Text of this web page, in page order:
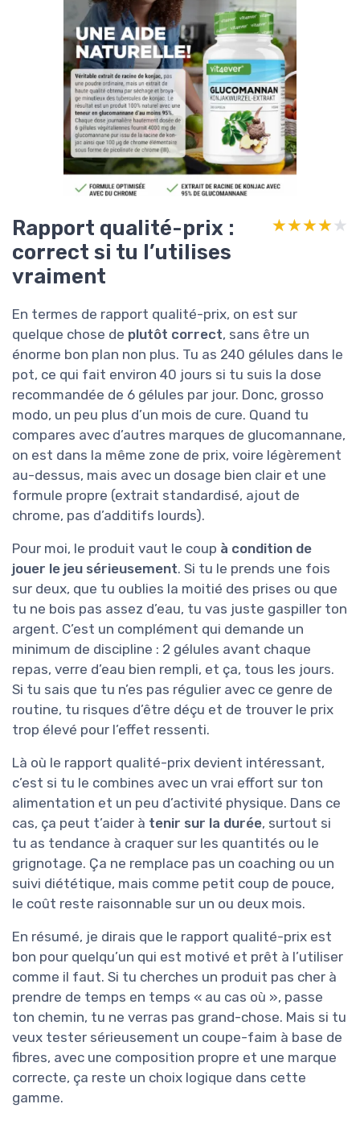
Rapport qualité-prix :
correct si tu l’utilises
vraiment
★★★★★
★★★★★
En termes de rapport qualité-prix, on est sur
quelque chose de plutôt correct, sans être un
énorme bon plan non plus. Tu as 240 gélules dans le
pot, ce qui fait environ 40 jours si tu suis la dose
recommandée de 6 gélules par jour. Donc, grosso
modo, un peu plus d’un mois de cure. Quand tu
compares avec d’autres marques de glucomannane,
on est dans la même zone de prix, voire légèrement
au-dessus, mais avec un dosage bien clair et une
formule propre (extrait standardisé, ajout de
chrome, pas d’additifs lourds).
Pour moi, le produit vaut le coup à condition de
jouer le jeu sérieusement. Si tu le prends une fois
sur deux, que tu oublies la moitié des prises ou que
tu ne bois pas assez d’eau, tu vas juste gaspiller ton
argent. C’est un complément qui demande un
minimum de discipline : 2 gélules avant chaque
repas, verre d’eau bien rempli, et ça, tous les jours.
Si tu sais que tu n’es pas régulier avec ce genre de
routine, tu risques d’être déçu et de trouver le prix
trop élevé pour l’effet ressenti.
Là où le rapport qualité-prix devient intéressant,
c’est si tu le combines avec un vrai effort sur ton
alimentation et un peu d’activité physique. Dans ce
cas, ça peut t’aider à tenir sur la durée, surtout si
tu as tendance à craquer sur les quantités ou le
grignotage. Ça ne remplace pas un coaching ou un
suivi diététique, mais comme petit coup de pouce,
le coût reste raisonnable sur un ou deux mois.
En résumé, je dirais que le rapport qualité-prix est
bon pour quelqu’un qui est motivé et prêt à l’utiliser
comme il faut. Si tu cherches un produit pas cher à
prendre de temps en temps « au cas où », passe
ton chemin, tu ne verras pas grand-chose. Mais si tu
veux tester sérieusement un coupe-faim à base de
fibres, avec une composition propre et une marque
correcte, ça reste un choix logique dans cette
gamme.